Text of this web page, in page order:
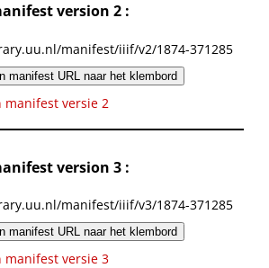
version 2 :
manifest/iiif/v2/1874-371285
manifest URL naar het klembord
versie 2
version 3 :
manifest/iiif/v3/1874-371285
manifest URL naar het klembord
manifest versie 3